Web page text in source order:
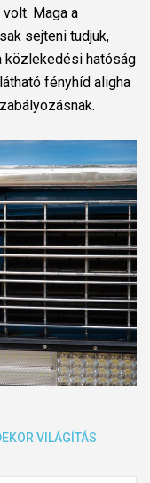
Maga a
sejteni tudjuk,
közlekedési hatóság
fényhíd aligha
VILÁGÍTÁS